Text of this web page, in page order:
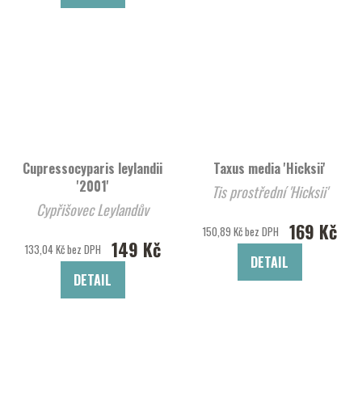
Cupressocyparis leylandii
'2001'
Cypřišovec Leylandův
133,04 Kč bez DPH 149 Kč
DETAIL
Taxus media 'Hicksii'
Tis prostřední 'Hicksii'
150,89 Kč bez DPH 169 Kč
DETAIL